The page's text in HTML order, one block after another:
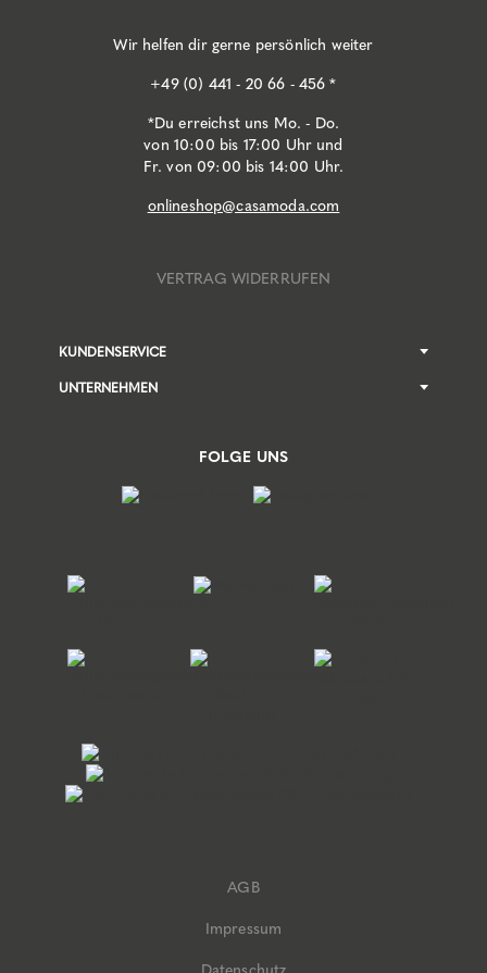
Wir helfen dir gerne persönlich weiter
+49 (0) 441 - 20 66 - 456 *
*Du erreichst uns Mo. - Do.
von 10:00 bis 17:00 Uhr und
Fr. von 09:00 bis 14:00 Uhr.
onlineshop@casamoda.com
VERTRAG WIDERRUFEN
KUNDENSERVICE
UNTERNEHMEN
FOLGE UNS
AGB
Impressum